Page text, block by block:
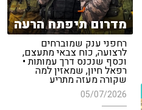
מדרום תיפתח הרעה
רחפני ענק שמוברחים
לרצועה, כוח צבאי מתעצם,
וכסף שנכנס דרך עמותות •
רפאל חיון, שמאזין למה
שקורה מעזה מתריע
05/07/2026